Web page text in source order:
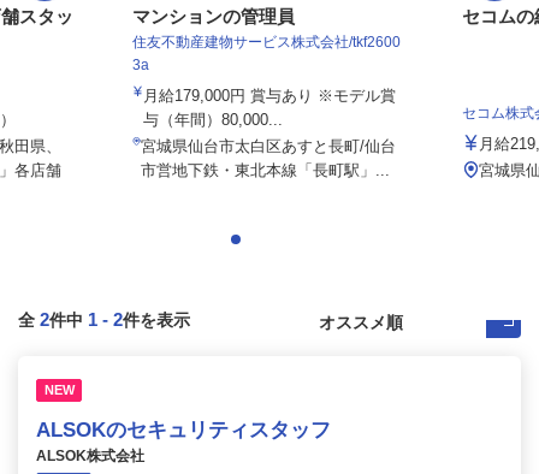
スタッ
田県、
各店舗
マンションの管理員
住友不動産建物サービス株式会社/tkf2600
3a
月給179,000円 賞与あり ※モデル賞
与（年間）80,000...
宮城県仙台市太白区あすと長町/仙台
市営地下鉄・東北本線「長町駅」...
セコムの
セコム株式
月給
宮城県
全 2件中 1 - 2件を表示
NEW
ALSOKのセキュリティスタッフ
ALSOK株式会社